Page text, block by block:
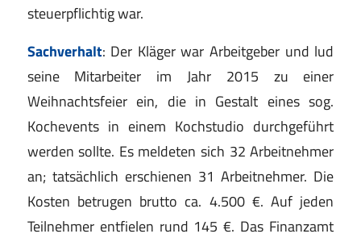
steuerpflichtig war.
Sachverhalt: Der Kläger war Arbeitgeber und lud
seine Mitarbeiter im Jahr 2015 zu einer
Weihnachtsfeier ein, die in Gestalt eines sog.
Kochevents in einem Kochstudio durchgeführt
werden sollte. Es meldeten sich 32 Arbeitnehmer
an; tatsächlich erschienen 31 Arbeitnehmer. Die
Kosten betrugen brutto ca. 4.500 €. Auf jeden
Teilnehmer entfielen rund 145 €. Das Finanzamt